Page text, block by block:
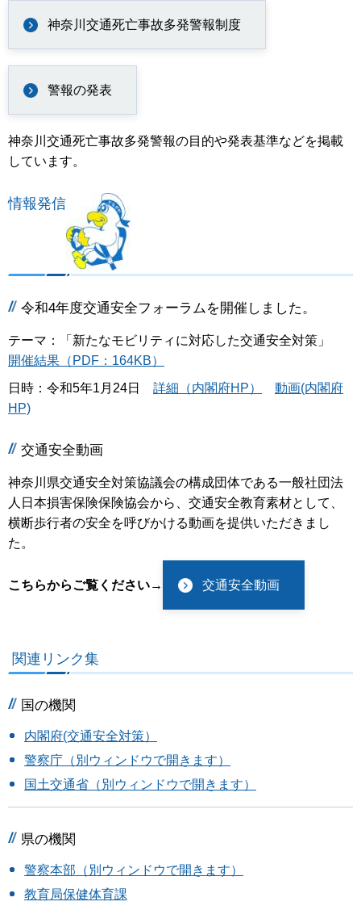
神奈川交通死亡事故多発警報制度
警報の発表
神奈川交通死亡事故多発警報の目的や発表基準などを掲載
しています。
情報発信
令和4年度交通安全フォーラムを開催しました。
テーマ：「新たなモビリティに対応した交通安全対策」
開催結果（PDF：164KB）
日時：令和5年1月24日 詳細（内閣府HP）
動画(内閣府
HP)
交通安全動画
神奈川県交通安全対策協議会の構成団体である一般社団法
人日本損害保険保険協会から、交通安全教育素材として、
横断歩行者の安全を呼びかける動画を提供いただきまし
た。
こちらからご覧ください→ 交通安全動画
関連リンク集
国の機関
内閣府(交通安全対策）
警察庁（別ウィンドウで開きます）
国土交通省（別ウィンドウで開きます）
県の機関
警察本部（別ウィンドウで開きます）
教育局保健体育課